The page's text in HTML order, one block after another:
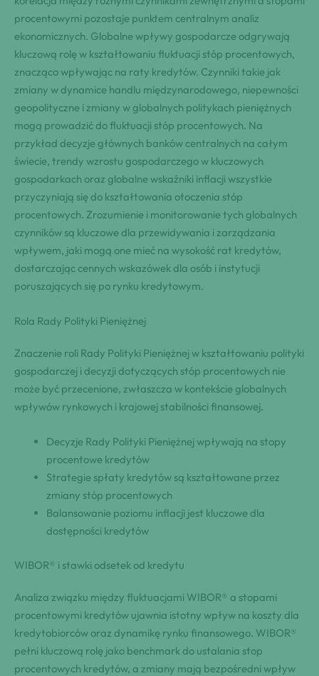
procentowymi pozostaje punktem centralnym analiz
ekonomicznych. Globalne wpływy gospodarcze odgrywają
kluczową rolę w kształtowaniu fluktuacji stóp procentowych,
znacząco wpływając na raty kredytów. Czynniki takie jak
zmiany w dynamice handlu międzynarodowego, niepewności
geopolityczne i zmiany w globalnych politykach pieniężnych
mogą prowadzić do fluktuacji stóp procentowych. Na
przykład decyzje głównych banków centralnych na całym
świecie, trendy wzrostu gospodarczego w kluczowych
gospodarkach oraz globalne wskaźniki inflacji wszystkie
przyczyniają się do kształtowania otoczenia stóp
procentowych. Zrozumienie i monitorowanie tych globalnych
czynników są kluczowe dla przewidywania i zarządzania
wpływem, jaki mogą one mieć na wysokość rat kredytów,
dostarczając cennych wskazówek dla osób i instytucji
poruszających się po rynku kredytowym.
Rola Rady Polityki Pieniężnej
Znaczenie roli Rady Polityki Pieniężnej w kształtowaniu polityki
gospodarczej i decyzji dotyczących stóp procentowych nie
może być przecenione, zwłaszcza w kontekście globalnych
wpływów rynkowych i krajowej stabilności finansowej.
Decyzje Rady Polityki Pieniężnej wpływają na stopy
procentowe kredytów
Strategie spłaty kredytów są kształtowane przez
zmiany stóp procentowych
Balansowanie poziomu inflacji jest kluczowe dla
dostępności kredytów
WIBOR® i stawki odsetek od kredytu
Analiza związku między fluktuacjami WIBOR® a stopami
procentowymi kredytów ujawnia istotny wpływ na koszty dla
kredytobiorców oraz dynamikę rynku finansowego. WIBOR®
pełni kluczową rolę jako benchmark do ustalania stop
procentowych kredytów, a zmiany mają bezpośredni wpływ